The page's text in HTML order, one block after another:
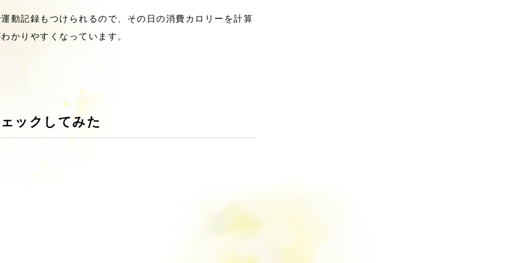
動記録もつけられるので、その日の消費カロリーを計算
かりやすくなっています。
ックしてみた